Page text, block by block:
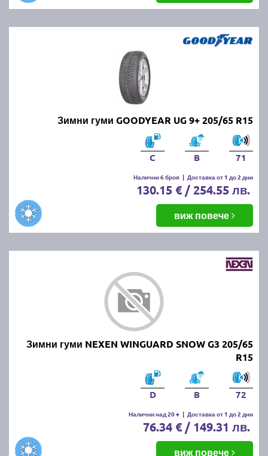
Зимни гуми GOODYEAR UG 9+ 205/65 R15
C B 71
Налични 6 броя | Доставка от 1 до 2 дни
130.15 € / 254.55 лв.
виж повече
Зимни гуми NEXEN WINGUARD SNOW G3 205/65
R15
D B 72
Налични над 20 + | Доставка от 1 до 2 дни
76.34 € / 149.31 лв.
виж повече